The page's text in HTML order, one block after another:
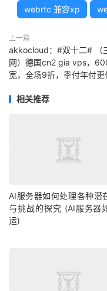
webrtc 兼容xp
上一篇
akkocloud：#双十二# （
网）德国cn2 gia vps，
宽，全场9折，季付年付更
相关推荐
AI服务器如何处理各种潜
与挑战的探究 (AI服务器
运)